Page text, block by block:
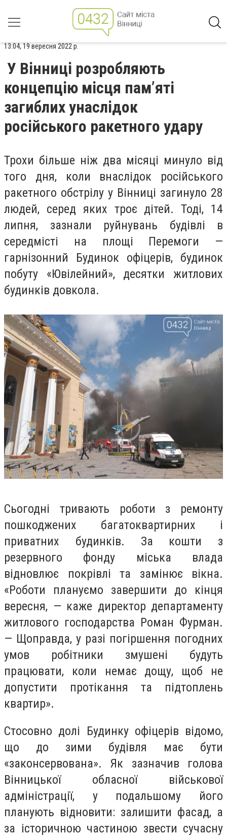
13:04, 19 вересня 2022 р.
У Вінниці розробляють
концепцію місця пам’яті
загиблих унаслідок
російського ракетного удару
Трохи більше ніж два місяці минуло від
того дня, коли внаслідок російського
ракетного обстрілу у Вінниці загинуло 28
людей, серед яких троє дітей. Тоді, 14
липня, зазнали руйнувань будівлі в
середмісті на площі Перемоги —
гарнізонний Будинок офіцерів, будинок
побуту «Ювілейний», десятки житлових
будинків довкола.
Сьогодні тривають роботи з ремонту
пошкоджених багатоквартирних і
приватних будинків. За кошти з
резервного фонду міська влада
відновлює покрівлі та замінює вікна.
«Роботи плануємо завершити до кінця
вересня, — каже директор департаменту
житлового господарства Роман Фурман.
— Щоправда, у разі погіршення погодних
умов робітники змушені будуть
працювати, коли немає дощу, щоб не
допустити протікання та підтоплень
квартир».
Стосовно долі Будинку офіцерів відомо,
що до зими будівля має бути
«законсервована». Як зазначив голова
Вінницької обласної військової
адміністрації, у подальшому його
планують відновити: залишити фасад, а
за історичною частиною звести сучасну